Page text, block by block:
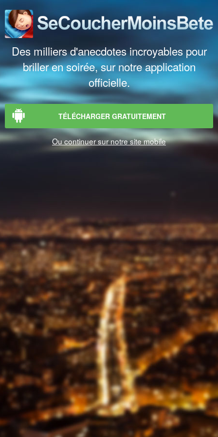
Des milliers d'anecdotes incroyables pour
briller en soirée, sur notre application
officielle.
TÉLÉCHARGER GRATUITEMENT
Ou continuer sur notre site mobile